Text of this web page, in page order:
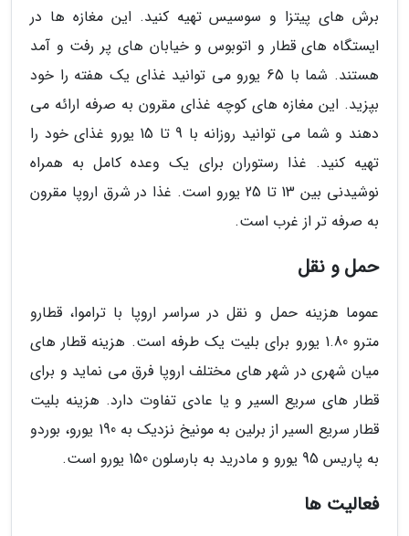
برش های پیتزا و سوسیس تهیه کنید. این مغازه ها در
ایستگاه های قطار و اتوبوس و خیابان های پر رفت و آمد
هستند. شما با 65 یورو می توانید غذای یک هفته را خود
بپزید. این مغازه های کوچه غذای مقرون به صرفه ارائه می
دهند و شما می توانید روزانه با 9 تا 15 یورو غذای خود را
تهیه کنید. غذا رستوران برای یک وعده کامل به همراه
نوشیدنی بین 13 تا 25 یورو است. غذا در شرق اروپا مقرون
به صرفه تر از غرب است.
حمل و نقل
عموما هزینه حمل و نقل در سراسر اروپا با تراموا، قطارو
مترو 1.80 یورو برای بلیت یک طرفه است. هزینه قطار های
میان شهری در شهر های مختلف اروپا فرق می نماید و برای
قطار های سریع السیر و یا عادی تفاوت دارد. هزینه بلیت
قطار سریع السیر از برلین به مونیخ نزدیک به 190 یورو، بوردو
به پاریس 95 یورو و مادرید به بارسلون 150 یورو است.
فعالیت ها